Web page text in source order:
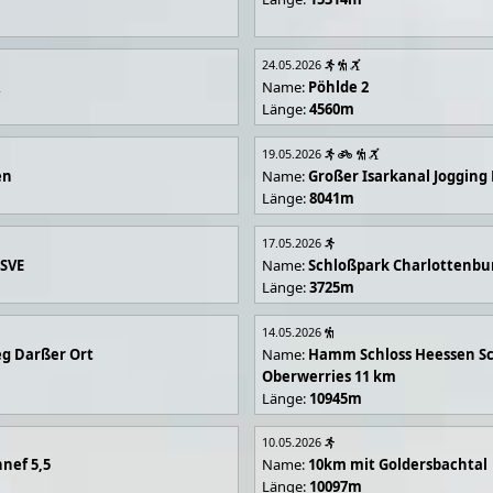
24.05.2026
Name: Pöhlde 2
Länge:4560m
19.05.2026
Name:Großer Isarkanal Jogging
Länge:8041m
17.05.2026
Name:Schloßpark
Länge:3725m
Darßer Ort
14.05.2026
Name: Hamm Schloss Heessen
Oberwerries 11 km
Länge: 10945m
5,5
10.05.2026
Name: 10km mit Goldersbachtal
Länge: 10097m